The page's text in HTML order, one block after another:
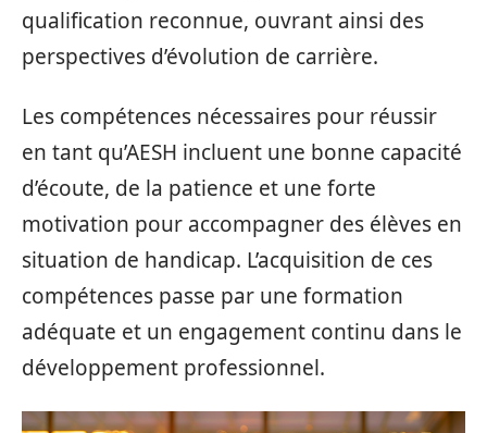
qualification reconnue, ouvrant ainsi des
perspectives d’évolution de carrière.
Les compétences nécessaires pour réussir
en tant qu’AESH incluent une bonne capacité
d’écoute, de la patience et une forte
motivation pour accompagner des élèves en
situation de handicap. L’acquisition de ces
compétences passe par une formation
adéquate et un engagement continu dans le
développement professionnel.